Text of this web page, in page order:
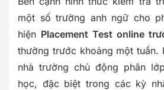
một số trường anh ngữ cho
hiện Placement Test online
thường trước khoảng một tuần.
nhà trường chủ động phân
học, đặc biệt trong các kỳ